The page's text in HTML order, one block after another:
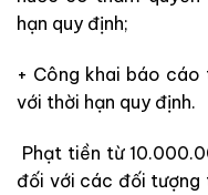
hạn quy định;
+ Công khai báo
với thời hạn quy định.
Phạt tiền từ
đối với các đối tượng